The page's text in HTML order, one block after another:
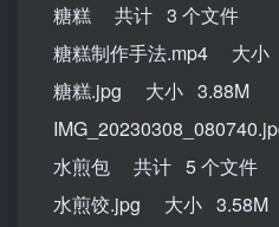
糖糕 共计 3 个文件
糖糕制作手法.mp4 大小
糖糕.jpg 大小 3.88M
水煎包 共计 5 个文件
水煎饺.jpg 大小 3.58M